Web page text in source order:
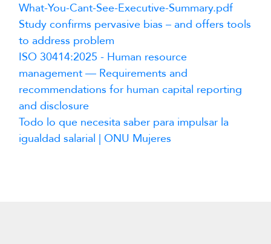
What-You-Cant-See-Executive-Summary.pdf
Study confirms pervasive bias – and offers tools
to address problem
ISO 30414:2025 - Human resource
management — Requirements and
recommendations for human capital reporting
and disclosure
Todo lo que necesita saber para impulsar la
igualdad salarial | ONU Mujeres